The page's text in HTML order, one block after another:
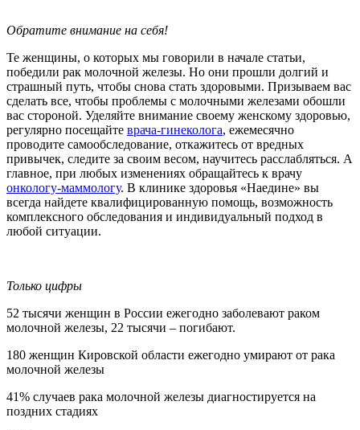
Обратите внимание на себя!
Те женщины, о которых мы говорили в начале статьи,
победили рак молочной железы. Но они прошли долгий и
страшный путь, чтобы снова стать здоровыми. Призываем вас
сделать все, чтобы проблемы с молочными железами обошли
вас стороной. Уделяйте внимание своему женскому здоровью,
регулярно посещайте врача-гинеколога, ежемесячно
проводите самообследование, откажитесь от вредных
привычек, следите за своим весом, научитесь расслабляться. А
главное, при любых изменениях обращайтесь к врачу
онкологу-маммологу. В клинике здоровья «Наедине» вы
всегда найдете квалифицированную помощь, возможность
комплексного обследования и индивидуальный подход в
любой ситуации.
Только цифры
52 тысячи женщин в России ежегодно заболевают раком
молочной железы, 22 тысячи – погибают.
180 женщин Кировской области ежегодно умирают от рака
молочной железы
41% случаев рака молочной железы диагностируется на
поздних стадиях